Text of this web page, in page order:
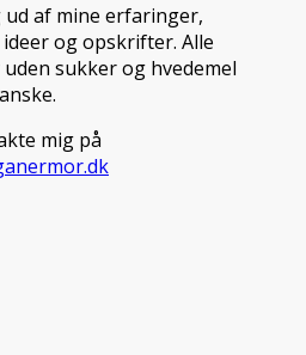
ud af mine erfaringer,
og opskrifter. Alle
sukker og hvedemel
mig på